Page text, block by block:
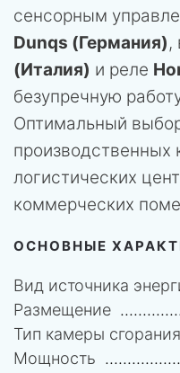
сенсорным
Dunqs (Германия),
(Италия) и реле
безупречную
Оптимальный
производственных
логистических
коммерческих
ОСНОВНЫЕ
Вид источника
Размещение
Тип камеры сгорания
Мощность